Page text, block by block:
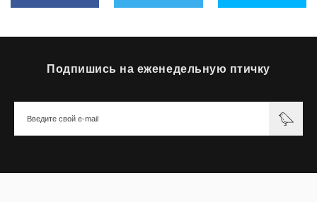
Подпишись на еженедельную птичку